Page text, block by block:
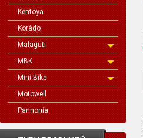
Kentoya
Korádo
Malaguti
MBK
Mini-Bike
Motowell
Pannonia